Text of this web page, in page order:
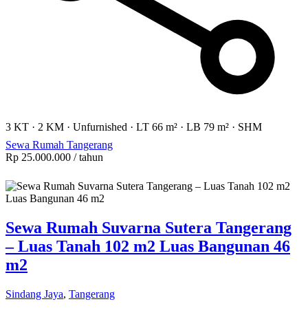
3 KT · 2 KM · Unfurnished · LT 66 m² · LB 79 m² · SHM
Sewa Rumah Tangerang
Rp 25.000.000 / tahun
Sewa Rumah Suvarna Sutera Tangerang
– Luas Tanah 102 m2 Luas Bangunan 46
m2
Sindang Jaya, Tangerang